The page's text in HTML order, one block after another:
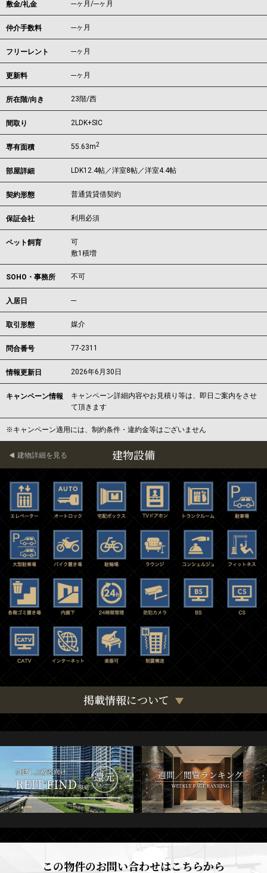
敷金/礼金 ---ヶ月/---ヶ月
仲介手数料 ---ヶ月
フリーレント ---ヶ月
更新料 ---ヶ月
所在階/向き 23階/西
間取り 2LDK+SIC
専有面積 55.63m2
部屋詳細 LDK12.4帖／洋室8帖／洋室4.4帖
契約形態 普通賃貸借契約
保証会社 利用必須
ペット飼育
可
敷1積増
SOHO・事務所 不可
入居日 ---
取引形態 媒介
問合番号 77-2311
情報更新日 2026年6月30日
キャンペーン情報
キャンペーン詳細内容やお見積り等は、即日ご案内をさせ
て頂きます
※キャンペーン適用には、制約条件・違約金等はございません
建物設備
建物詳細を見る
掲載情報について
この物件のお問い合わせはこちらから